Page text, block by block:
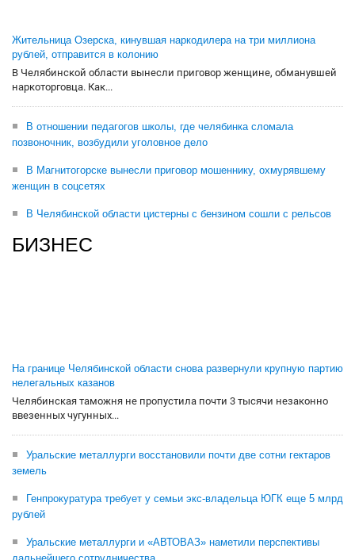
Жительница Озерска, кинувшая наркодилера на три миллиона
рублей, отправится в колонию
В Челябинской области вынесли приговор женщине, обманувшей
наркоторговца. Как...
В отношении педагогов школы, где челябинка сломала
позвоночник, возбудили уголовное дело
В Магнитогорске вынесли приговор мошеннику, охмурявшему
женщин в соцсетях
В Челябинской области цистерны с бензином сошли с рельсов
БИЗНЕС
На границе Челябинской области снова развернули крупную партию
нелегальных казанов
Челябинская таможня не пропустила почти 3 тысячи незаконно
ввезенных чугунных...
Уральские металлурги восстановили почти две сотни гектаров
земель
Генпрокуратура требует у семьи экс-владельца ЮГК еще 5 млрд
рублей
Уральские металлурги и «АВТОВАЗ» наметили перспективы